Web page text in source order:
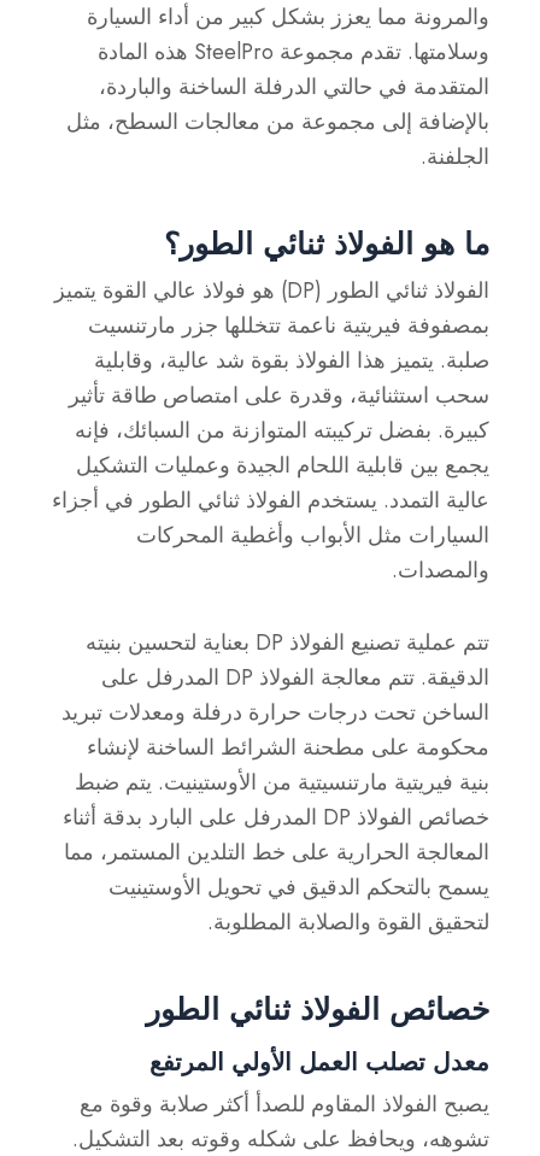
والمرونة مما يعزز بشكل كبير من أداء السيارة
وسلامتها. تقدم مجموعة SteelPro هذه المادة
المتقدمة في حالتي الدرفلة الساخنة والباردة،
بالإضافة إلى مجموعة من معالجات السطح، مثل
الجلفنة.
ما هو الفولاذ ثنائي الطور؟
الفولاذ ثنائي الطور (DP) هو فولاذ عالي القوة يتميز
بمصفوفة فيريتية ناعمة تتخللها جزر مارتنسيت
صلبة. يتميز هذا الفولاذ بقوة شد عالية، وقابلية
سحب استثنائية، وقدرة على امتصاص طاقة تأثير
كبيرة. بفضل تركيبته المتوازنة من السبائك، فإنه
يجمع بين قابلية اللحام الجيدة وعمليات التشكيل
عالية التمدد. يستخدم الفولاذ ثنائي الطور في أجزاء
السيارات مثل الأبواب وأغطية المحركات
والمصدات.
تتم عملية تصنيع الفولاذ DP بعناية لتحسين بنيته
الدقيقة. تتم معالجة الفولاذ DP المدرفل على
الساخن تحت درجات حرارة درفلة ومعدلات تبريد
محكومة على مطحنة الشرائط الساخنة لإنشاء
بنية فيريتية مارتنسيتية من الأوستينيت. يتم ضبط
خصائص الفولاذ DP المدرفل على البارد بدقة أثناء
المعالجة الحرارية على خط التلدين المستمر، مما
يسمح بالتحكم الدقيق في تحويل الأوستينيت
لتحقيق القوة والصلابة المطلوبة.
خصائص الفولاذ ثنائي الطور
معدل تصلب العمل الأولي المرتفع
يصبح الفولاذ المقاوم للصدأ أكثر صلابة وقوة مع
تشوهه، ويحافظ على شكله وقوته بعد التشكيل.